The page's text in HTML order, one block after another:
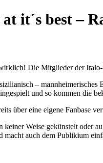
it´s best –
Die Mitglieder der
–
und so kommen die
über eine eigene Fanbase
Weise gekünstelt oder
macht auch dem Publikium